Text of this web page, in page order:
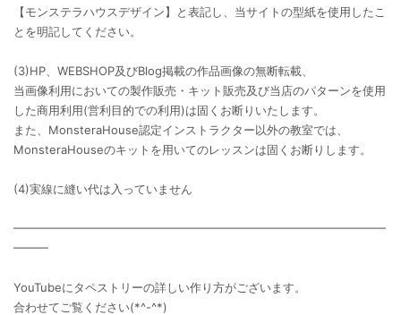
【モンステラハウスデザイン】と表記し、当サイトの型紙を使用したこ
とを明記してください。
(3)HP、WEBSHOP及びBlog掲載の作品画像の無断転載、
当画像利用においての製作販売・キット販売及び当店のパターンを使用
した商用利用(営利目的での利用)は固くお断りいたします。
また、MonsteraHouse認定インストラクター以外の教室では、
MonsteraHouseのキットを用いてのレッスンは固くお断りします。
(4)実線に縫い代は入っていません
━━━━━━━━━━━━━━━━━━━━━━━━━━━━━━━━
━━━
YouTubeにタペストリーの詳しい作り方がございます。
合わせてご覧ください(*^-^*)